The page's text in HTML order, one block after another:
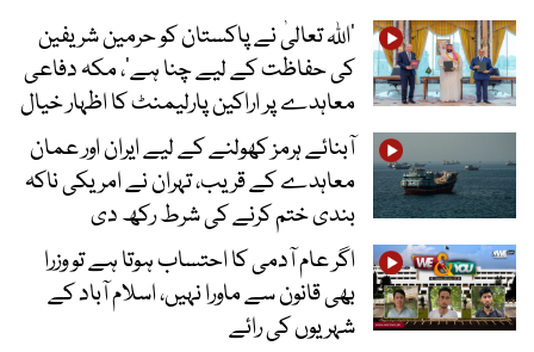
’اللہ تعالیٰ نے پاکستان کو حرمین شریفین
کی حفاظت کے لیے چنا ہے‘، مکہ دفاعی
معاہدے پر اراکین پارلیمنٹ کا اظہار خیال
آبنائے ہرمز کھولنے کے لیے ایران اور عمان
معاہدے کے قریب، تہران نے امریکی ناکہ
بندی ختم کرنے کی شرط رکھ دی
اگر عام آدمی کا احتساب ہوتا ہے تو وزرا
بھی قانون سے ماورا نہیں، اسلام آباد کے
شہریوں کی رائے